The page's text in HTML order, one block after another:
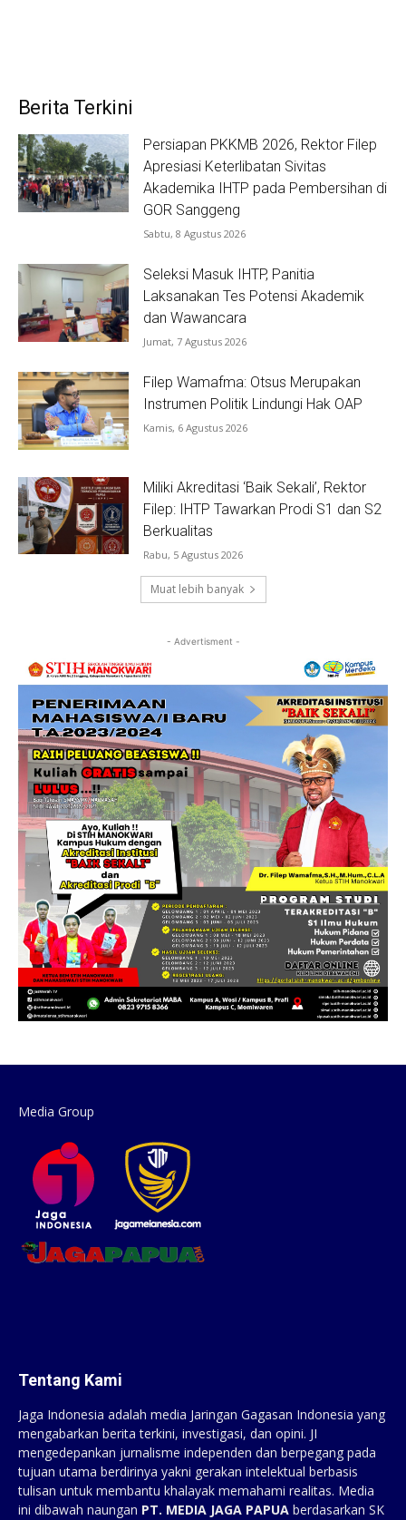
Berita Terkini
Persiapan PKKMB 2026, Rektor Filep
Apresiasi Keterlibatan Sivitas
Akademika IHTP pada Pembersihan di
GOR Sanggeng
Sabtu, 8 Agustus 2026
Seleksi Masuk IHTP, Panitia
Laksanakan Tes Potensi Akademik
dan Wawancara
Jumat, 7 Agustus 2026
Filep Wamafma: Otsus Merupakan
Instrumen Politik Lindungi Hak OAP
Kamis, 6 Agustus 2026
Miliki Akreditasi ‘Baik Sekali’, Rektor
Filep: IHTP Tawarkan Prodi S1 dan S2
Berkualitas
Rabu, 5 Agustus 2026
Muat lebih banyak
- Advertisment -
Media Group
Tentang Kami
Jaga Indonesia adalah media Jaringan Gagasan Indonesia yang
mengabarkan berita terkini, investigasi, dan opini. JI
mengedepankan jurnalisme independen dan berpegang pada
tujuan utama berdirinya yakni gerakan intelektual berbasis
tulisan untuk membantu khalayak memahami realitas. Media
ini dibawah naungan PT. MEDIA JAGA PAPUA berdasarkan SK